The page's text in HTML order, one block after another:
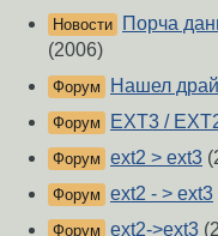
Новости
Порча
(2006)
Форум Нашел
Форум EXT3 /
Форум ext2 > ext3
Форум ext2 - > ext3
Форум ext2->ext3